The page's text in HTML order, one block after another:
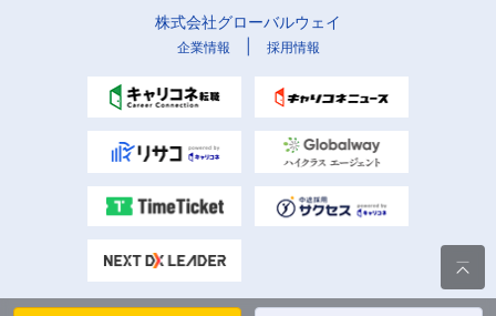
株式会社グローバルウェイ
企業情報 採用情報
